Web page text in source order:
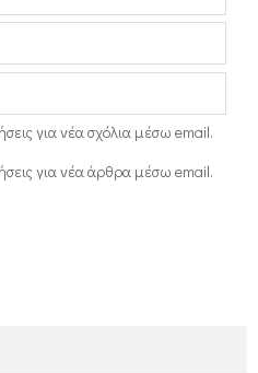
για νέα σχόλια μέσω email.
για νέα άρθρα μέσω email.